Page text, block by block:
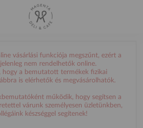
vásárlási funkciója megszűnt, ezért a
nem rendelhetők online.
hogy a bemutatott termékek fizikai
is elérhetők és megvásárolhatók.
működik, hogy segítsen a
várunk személyesen üzletünkben,
készséggel segítenek!